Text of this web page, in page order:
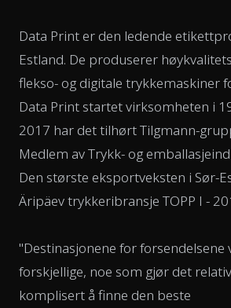
Data Print er den ledende
Estland. De produserer
flekso- og digitale trykkemaskiner
Data Print startet virksomheten i
2017 har det tilhørt Tilgmann-
Medlem av Trykk- og
Den største eksportveksten i Sør-
Äripäev trykkeribransje TOPP I -
"Destinasjonene for
forskjellige, noe som gjør det
komplisert å finne den beste